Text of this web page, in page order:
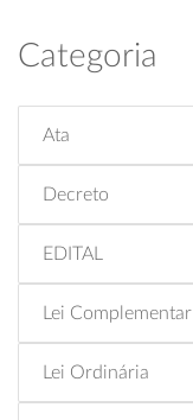
Categoria
Ata
Decreto
EDITAL
Lei Complementar
Lei Ordinária